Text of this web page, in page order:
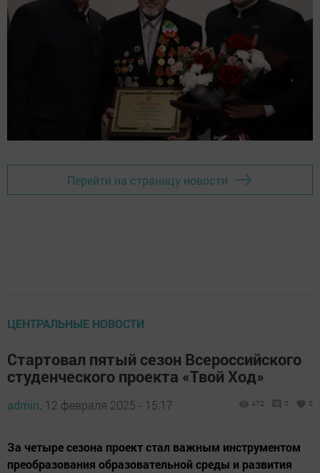
Перейти на страницу новости
ЦЕНТРАЛЬНЫЕ НОВОСТИ
Стартовал пятый сезон Всероссийского
студенческого проекта «Твой Ход»
admin, 12 февраля 2025 - 15:17 472 0 0
За четыре сезона проект стал важным инструментом
преобразования образовательной среды и развития